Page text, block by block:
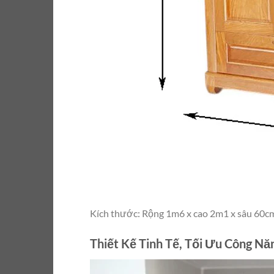
Kích thước: Rộng 1m6 x cao 2m1 x sâu
Thiết Kế Tinh Tế, Tối Ưu Công